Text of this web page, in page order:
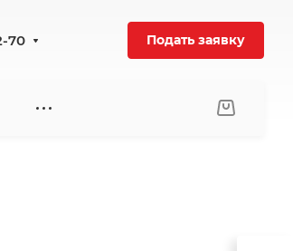
70 Подать заявку